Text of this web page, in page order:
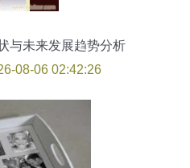
与未来发展趋势分析
08-06 02:42:26